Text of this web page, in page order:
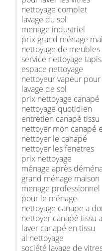
nettoyage complet
lavage du sol
menage industriel
prix grand ménage
nettoyage de meubles
service nettoyage tapis
espace nettoyage
nettoyeur vapeur
lavage de sol
prix nettoyage canapé
nettoyage quotidien
entretien canapé tissu
nettoyer mon canapé
nettoyer le canapé
nettoyer les fenetres
prix nettoyage
ménage après
grand ménage maison
menage professionnel
pour le ménage
nettoyage canape a
nettoyer canapé tissu
laver canapé en tissu
al nettoyage
société lavage de